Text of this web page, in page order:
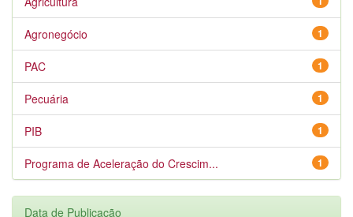
1
Agronegócio
1
PAC
1
Pecuária
1
PIB
1
Programa de Aceleração do Crescim...
Data de Publicação